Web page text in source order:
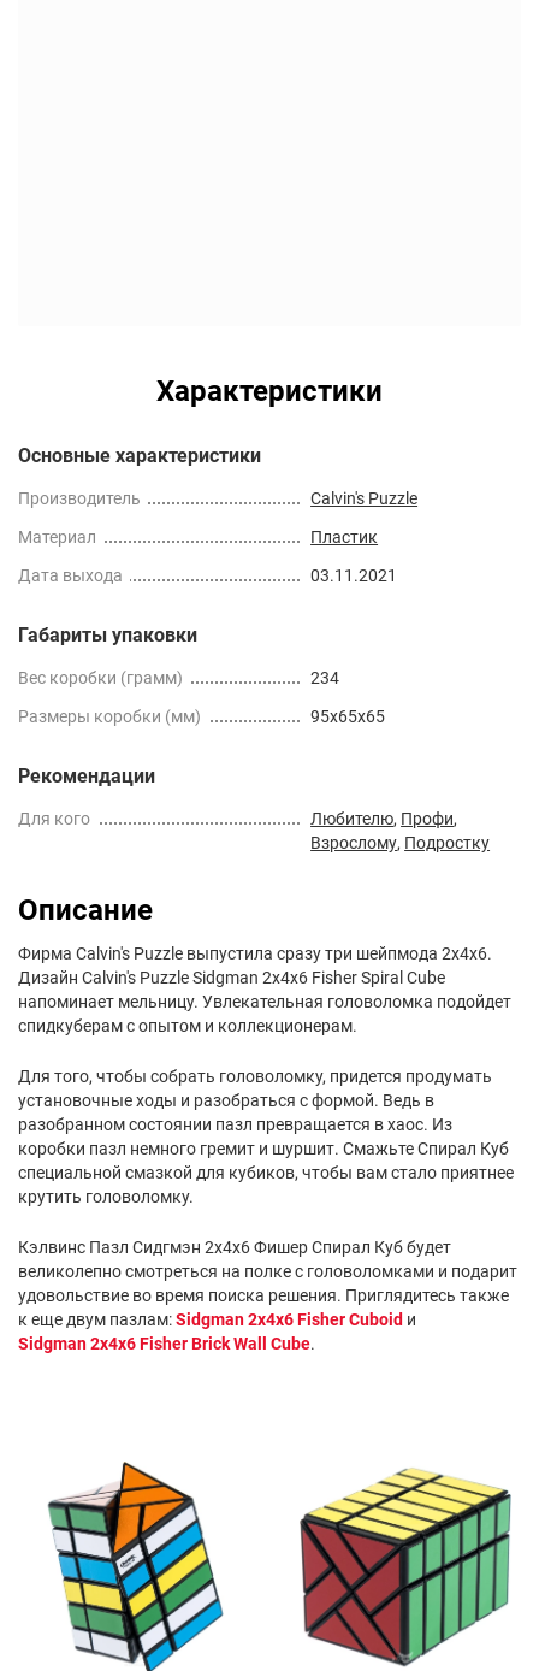
Характеристики
Основные характеристики
Производитель
Calvin's Puzzle
Материал
Пластик
Дата выхода
03.11.2021
Габариты упаковки
Вес коробки (грамм)
234
Размеры коробки (мм)
95x65x65
Рекомендации
Для кого Любителю, Профи,
Взрослому, Подростку
Описание
Фирма Calvin's Puzzle выпустила сразу три шейпмода 2х4х6.
Дизайн Calvin's Puzzle Sidgman 2x4x6 Fisher Spiral Cube
напоминает мельницу. Увлекательная головоломка подойдет
спидкуберам с опытом и коллекционерам.
Для того, чтобы собрать головоломку, придется продумать
установочные ходы и разобраться с формой. Ведь в
разобранном состоянии пазл превращается в хаос. Из
коробки пазл немного гремит и шуршит. Смажьте Спирал Куб
специальной смазкой для кубиков, чтобы вам стало приятнее
крутить головоломку.
Кэлвинс Пазл Сидгмэн 2х4х6 Фишер Спирал Куб будет
великолепно смотреться на полке с головоломками и подарит
удовольствие во время поиска решения. Приглядитесь также
к еще двум пазлам:Sidgman 2x4x6 Fisher Cuboid и
Sidgman 2x4x6 Fisher Brick Wall Cube.